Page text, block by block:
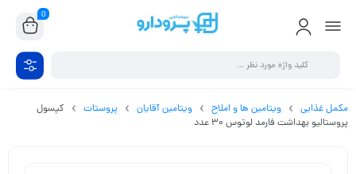
0
مکمل غذایی ویتامین ها و املاح ویتامین آقایان پروستات
کپسول
پروستالیو بهداشت فارمد لوتوس 30 عدد